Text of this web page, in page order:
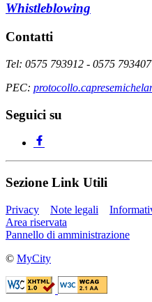
Whistleblowing
Contatti
Tel: 0575 793912 - 0575 793407
PEC:
Seguici su
Sezione Link Utili
Privacy Note legali
Area riservata
Pannello di amministrazione
© MyCity